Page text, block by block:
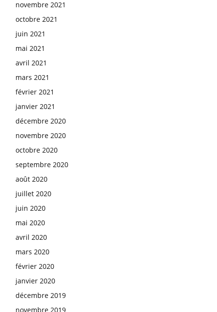
novembre 2021
octobre 2021
juin 2021
mai 2021
avril 2021
mars 2021
février 2021
janvier 2021
décembre 2020
novembre 2020
octobre 2020
septembre 2020
août 2020
juillet 2020
juin 2020
mai 2020
avril 2020
mars 2020
février 2020
janvier 2020
décembre 2019
novembre 2019